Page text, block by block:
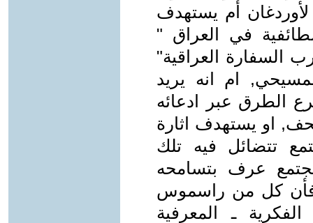
لأوردغان أم يستهدف
في العراق "
السفارة العراقية"
ام انه يريد
الطرق عبر ادعائه
او يستهدف اثارة
تتضائل فيه تلك
عرف بتسامحه
فأن كل من راسموس
ـ المعرفية